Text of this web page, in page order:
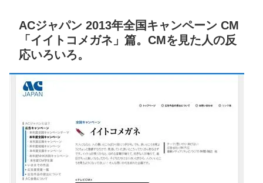
ACジャパン 2013年全国キャンペーン CM
「イイトコメガネ」篇。CMを見た人の反
応いろいろ。